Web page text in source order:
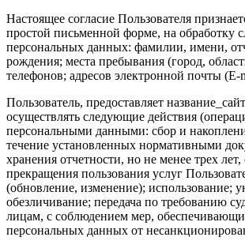
Настоящее согласие Пользователя
простой письменной форме, на обработку
персональных данных: фамилии, имени,
рождения; места пребывания (город,
телефонов; адресов электронной почты (E-
Пользователь, предоставляет
осуществлять следующие действия
персональными данными: сбор и
течение установленных нормативными
хранения отчетности, но не менее трех
прекращения пользования услуг
(обновление, изменение); использование;
обезличивание; передача по требованию
лицам, с соблюдением мер,
персональных данных от